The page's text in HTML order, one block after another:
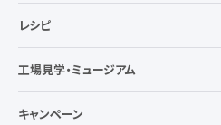
レシピ
工場見学・ミュージアム
キャンペーン